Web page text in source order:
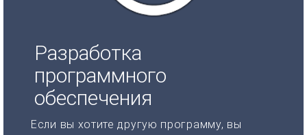
Разработка
программного
обеспечения
Если вы хотите другую программу, вы